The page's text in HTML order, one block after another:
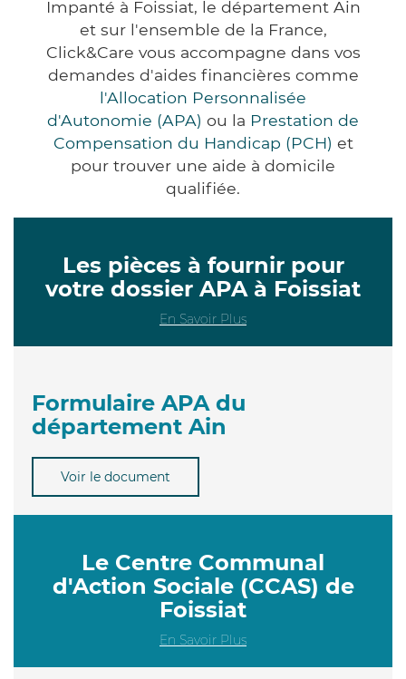
Impanté à Foissiat, le département Ain
et sur l'ensemble de la France,
Click&Care vous accompagne dans vos
demandes d'aides financières comme
l'Allocation Personnalisée
d'Autonomie (APA) ou la Prestation de
Compensation du Handicap (PCH) et
pour trouver une aide à domicile
qualifiée.
Les pièces à fournir pour
votre dossier APA à Foissiat
En Savoir Plus
Formulaire APA du
département Ain
Voir le document
Le Centre Communal
d'Action Sociale (CCAS) de
Foissiat
En Savoir Plus